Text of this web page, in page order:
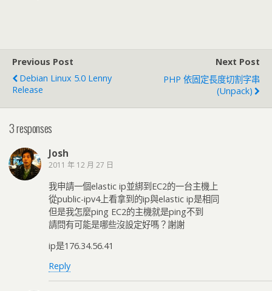
Previous Post
Debian Linux 5.0 Lenny
Release
Next Post
PHP 依固定長度切割字串
(unpack)
3 responses
Josh
2011 年 12 月 27 日
我申請一個elastic ip並綁到EC2的一台主機上
從public-ipv4上看拿到的ip與elastic ip是相同
但是我怎麼ping EC2的主機就是ping不到
請問有可能是哪些沒設定好嗎？謝謝
ip是176.34.56.41
Reply